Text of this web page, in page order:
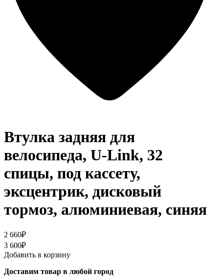
Втулка задняя для
велосипеда, U-Link, 32
спицы, под кассету,
эксцентрик, дисковый
тормоз, алюминиевая, синяя
2 660₽
3 600₽
Добавить в корзину
Доставим товар в любой город